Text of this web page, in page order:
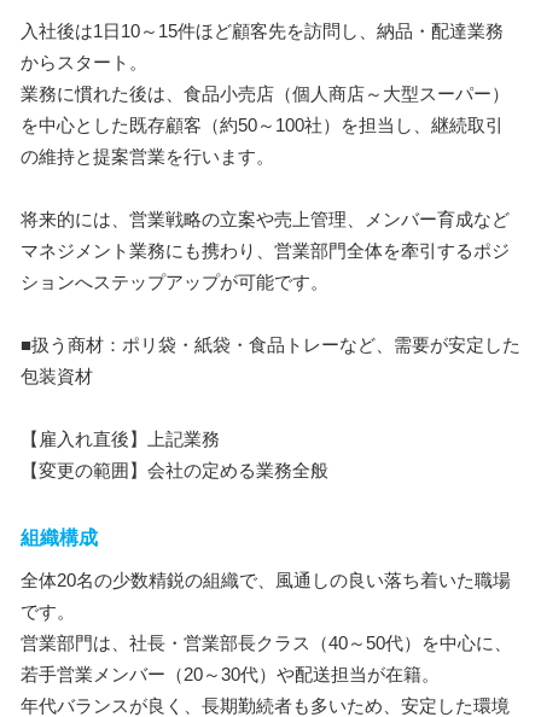
入社後は1日10～15件ほど顧客先を訪問し、納品・配達業務
からスタート。
業務に慣れた後は、食品小売店（個人商店～大型スーパー）
を中心とした既存顧客（約50～100社）を担当し、継続取引
の維持と提案営業を行います。
将来的には、営業戦略の立案や売上管理、メンバー育成など
マネジメント業務にも携わり、営業部門全体を牽引するポジ
ションへステップアップが可能です。
■扱う商材：ポリ袋・紙袋・食品トレーなど、需要が安定した
包装資材
【雇入れ直後】上記業務
【変更の範囲】会社の定める業務全般
組織構成
全体20名の少数精鋭の組織で、風通しの良い落ち着いた職場
です。
営業部門は、社長・営業部長クラス（40～50代）を中心に、
若手営業メンバー（20～30代）や配送担当が在籍。
年代バランスが良く、長期勤続者も多いため、安定した環境